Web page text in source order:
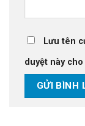
Lưu tên
duyệt này